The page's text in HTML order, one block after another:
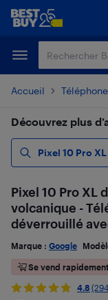
Passer
principal
Passer
Accueil
Découvrez plus
Pixel 10 Pro
Pixel 10 Pro XL
volcanique -
déverrouillé
Marque : Google
Se vend rapidement
4.8